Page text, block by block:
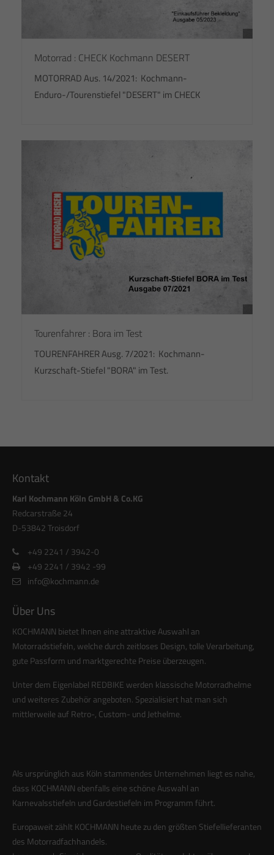
Motorrad : CHECK Kochmann DESERT
MOTORRAD Aus. 14/2021: Kochmann-
Enduro-/Tourenstiefel "DESERT" im CHECK
Tourenfahrer : Bora im Test
TOURENFAHRER Ausg. 7/2021: Kochmann-
Kurzschaft-Stiefel "BORA" im Test.
Kontakt
Karl Kochmann Köln GmbH & Co.KG
Redcarstraße 24
D-53842 Troisdorf
+49 2241 / 3942-0
+49 2241 / 3942 -99
info@kochmann.de
Über Uns
KOCHMANN bietet Ihnen eine attraktive Auswahl an
Motorradstiefeln, welche durch zeitloses Design, tolle Verarbeitung,
gute Passform und marktgerechte Preise überzeugen.
Unter dem Eigenlabel REDBIKE werden klassische Motorradhelme
und weiteres Zubehör angeboten. Spezialisiert hat man sich
mittlerweile auf Retro-, Custom- und Jethelme.
Als ursprünglich aus Köln stammendes Unternehmen liegt es nahe,
dass KOCHMANN ebenfalls eine schöne Auswahl an
Karnevalsstiefeln und Gardestiefeln im Programm führt.
Europaweit zählt KOCHMANN heute zu den größten Stiefellieferanten
des Motorradfachhandels.